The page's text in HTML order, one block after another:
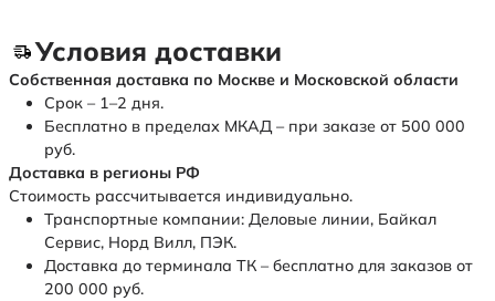
Условия доставки
Собственная доставка по Москве и Московской области
Срок – 1–2 дня.
Бесплатно в пределах МКАД – при заказе от 500 000
руб.
Доставка в регионы РФ
Стоимость рассчитывается индивидуально.
Транспортные компании: Деловые линии, Байкал
Сервис, Норд Вилл, ПЭК.
Доставка до терминала ТК – бесплатно для заказов от
200 000 руб.